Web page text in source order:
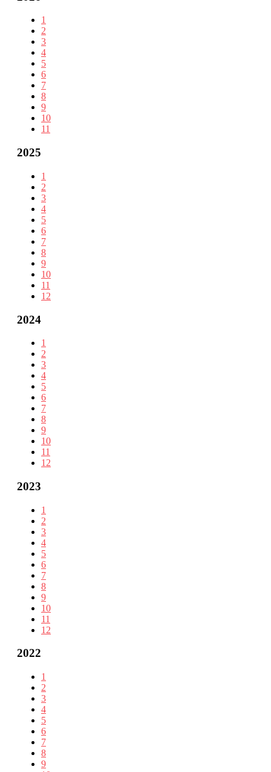
1
2
3
4
5
6
7
8
9
10
11
2025
1
2
3
4
5
6
7
8
9
10
11
12
2024
1
2
3
4
5
6
7
8
9
10
11
12
2023
1
2
3
4
5
6
7
8
9
10
11
12
2022
1
2
3
4
5
6
7
8
9